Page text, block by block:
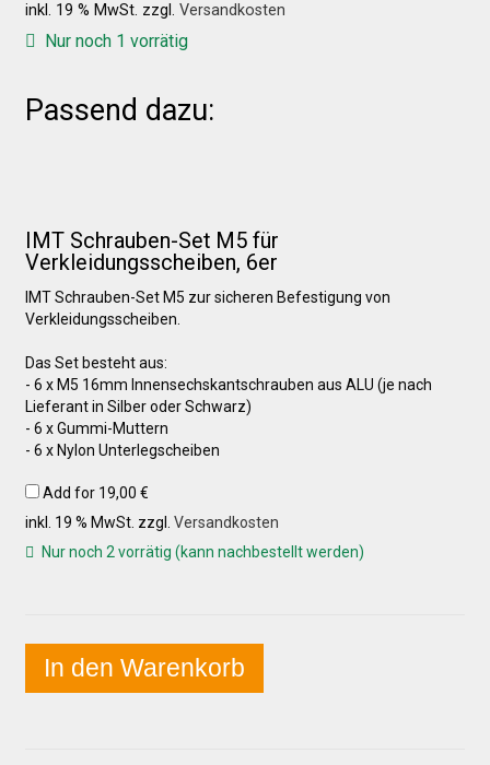
News
Test Startseite
Infos zu unseren Produkten
Händlerkonditionen
Marken
Sitzpolster und erhöhte Sitzpolster
Preislisten
Warenkorb
inkl. 19 % MwSt. zzgl. Versandkosten
Nur noch 1 vorrätig
Passend dazu:
IMT Schrauben-Set M5 für
Verkleidungsscheiben, 6er
IMT Schrauben-Set M5 zur sicheren Befestigung von
Verkleidungsscheiben.
Das Set besteht aus:
- 6 x M5 16mm Innensechskantschrauben aus ALU (je nach
Lieferant in Silber oder Schwarz)
- 6 x Gummi-Muttern
- 6 x Nylon Unterlegscheiben
Add for 19,00 €
inkl. 19 % MwSt. zzgl. Versandkosten
Nur noch 2 vorrätig (kann nachbestellt werden)
CBR
600RR
In den Warenkorb